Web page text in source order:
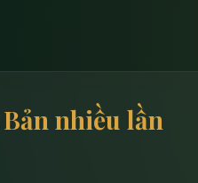
nhiều lần